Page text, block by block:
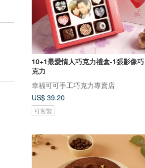
10+1最愛情人巧克力禮盒-1張影像巧
克力
幸福可可手工巧克力專賣店
US$ 39.20
可客製